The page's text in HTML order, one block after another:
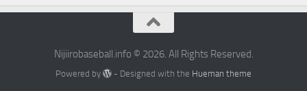
Nijiirobaseball.info © 2026. All Rights Reserved.
Powered by - Designed with the Hueman theme